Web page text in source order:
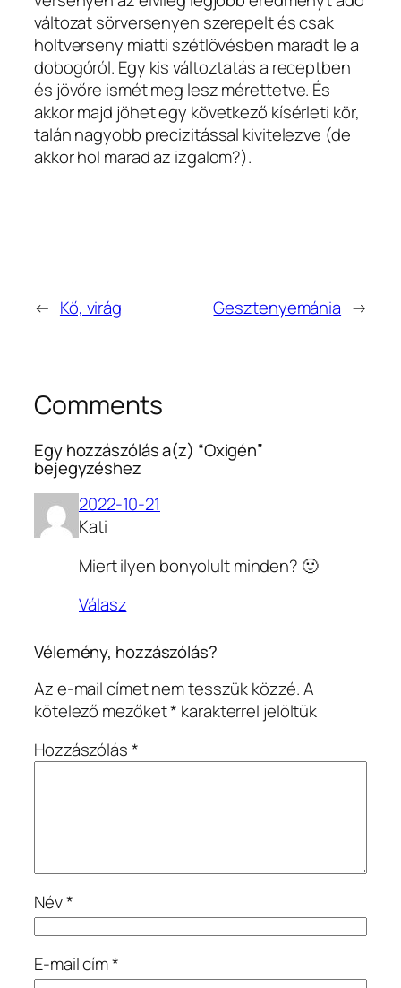
változat sörversenyen szerepelt és csak
holtverseny miatti szétlövésben maradt le a
dobogóról. Egy kis változtatás a receptben
és jövőre ismét meg lesz mérettetve. És
akkor majd jöhet egy következő kísérleti kör,
talán nagyobb precizitással kivitelezve (de
akkor hol marad az izgalom?).
← Kő, virág Gesztenyemánia →
Comments
Egy hozzászólás a(z) “Oxigén”
bejegyzéshez
2022-10-21
Kati
Miert ilyen bonyolult minden? 🙂
Válasz
Vélemény, hozzászólás?
Az e-mail címet nem tesszük közzé.A
kötelező mezőket* karakterrel jelöltük
Hozzászólás*
Név*
E-mail cím*